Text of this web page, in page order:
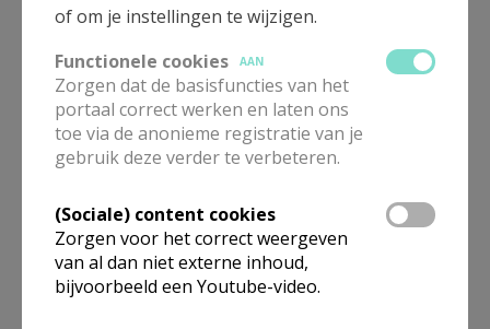
Artikel
Deel dit artikel
of om je instellingen te wijzigen.
Functionele cookies
AAN
Zorgen dat de basisfuncties van het
portaal correct werken en laten ons
toe via de anonieme registratie van je
gebruik deze verder te verbeteren.
(Sociale) content cookies
Zorgen voor het correct weergeven
van al dan niet externe inhoud,
bijvoorbeeld een Youtube-video.